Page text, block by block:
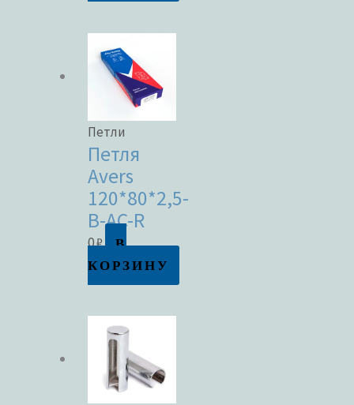
Петли
Петля
Avers
120*80*2,5-
B-AC-R
0₽
В
КОРЗИНУ